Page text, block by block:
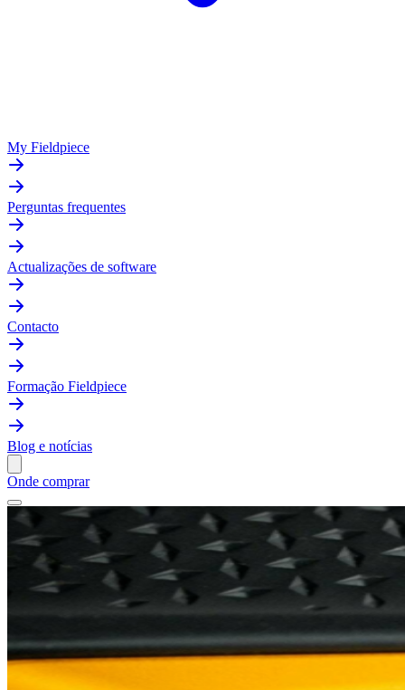
My Fieldpiece
Perguntas frequentes
Actualizações de software
Contacto
Formação Fieldpiece
Blog e notícias
Onde comprar